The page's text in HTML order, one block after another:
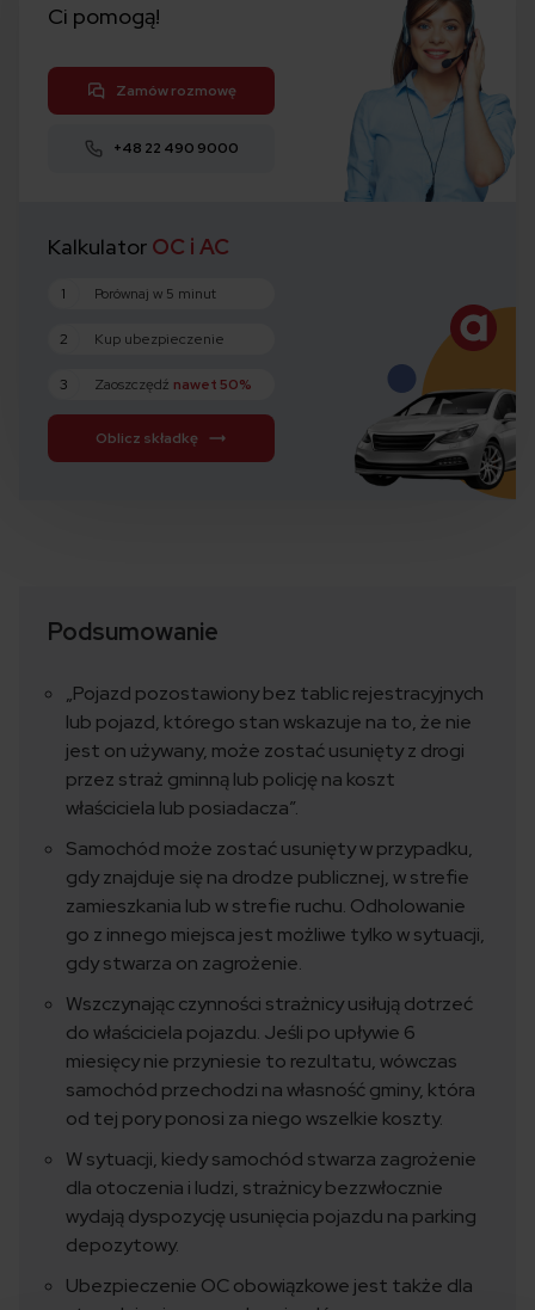
Ci pomogą!
Zamów rozmowę
+48 22 490 9000
Kalkulator OC i AC
1 Porównaj w 5 minut
2 Kup ubezpieczenie
3 Zaoszczędź nawet 50%
Oblicz składkę
Podsumowanie
„Pojazd pozostawiony bez tablic rejestracyjnych
lub pojazd, którego stan wskazuje na to, że nie
jest on używany, może zostać usunięty z drogi
przez straż gminną lub policję na koszt
właściciela lub posiadacza”.
Samochód może zostać usunięty w przypadku,
gdy znajduje się na drodze publicznej, w strefie
zamieszkania lub w strefie ruchu. Odholowanie
go z innego miejsca jest możliwe tylko w sytuacji,
gdy stwarza on zagrożenie.
Wszczynając czynności strażnicy usiłują dotrzeć
do właściciela pojazdu. Jeśli po upływie 6
miesięcy nie przyniesie to rezultatu, wówczas
samochód przechodzi na własność gminy, która
od tej pory ponosi za niego wszelkie koszty.
W sytuacji, kiedy samochód stwarza zagrożenie
dla otoczenia i ludzi, strażnicy bezzwłocznie
wydają dyspozycję usunięcia pojazdu na parking
depozytowy.
Ubezpieczenie OC obowiązkowe jest także dla